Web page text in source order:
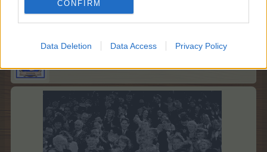
CONFIRM
Data Deletion Data Access Privacy Policy
-Honey-Bunny-,Lean88, tinka_92